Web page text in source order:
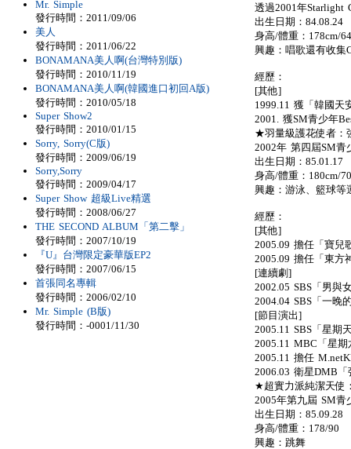
透過2001年Starlight
出生日期：84.08.24
身高/體重：178cm/
興趣：唱歌還有收集
經歷：
[其他]
1999.11 獲「韓國天
2001. 獲SM青少年
★羽量級護花使者：
2002年 第四屆SM青
出生日期：85.01.17
身高/體重：180cm/
興趣：游泳、籃球等
經歷：
[其他]
2005.09 擔任「寶兒
2005.09 擔任「東方
[連續劇]
2002.05 SBS「男與
2004.04 SBS「一晚
[節目演出]
2005.11 SBS「星期
2005.11 MBC「星
2005.11 擔任
2006.03 衛星DMB「
★超實力派純潔天使
2005年第九屆 SM青
出生日期：85.09.28
身高/體重：178/90
興趣：跳舞
Mr. Simple
發行時間：2011/09/06
美人
發行時間：2011/06/22
BONAMANA美人啊(台灣特別版)
發行時間：2010/11/19
BONAMANA美人啊(韓國進口初回A版)
發行時間：2010/05/18
Super Show2
發行時間：2010/01/15
Sorry, Sorry(C版)
發行時間：2009/06/19
Sorry,Sorry
發行時間：2009/04/17
Super Show 超級Live精選
發行時間：2008/06/27
THE SECOND ALBUM「第二擊」
發行時間：2007/10/19
『U』台灣限定豪華版EP2
發行時間：2007/06/15
首張同名專輯
發行時間：2006/02/10
Mr. Simple (B版)
發行時間：-0001/11/30